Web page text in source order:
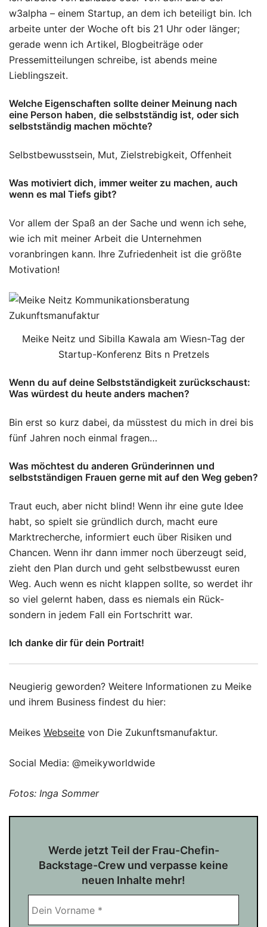
w3alpha – einem Startup, an dem ich beteiligt bin. Ich
arbeite unter der Woche oft bis 21 Uhr oder länger;
gerade wenn ich Artikel, Blogbeiträge oder
Pressemitteilungen schreibe, ist abends meine
Lieblingszeit.
Welche Eigenschaften sollte deiner Meinung nach
eine Person haben, die selbstständig ist, oder sich
selbstständig machen möchte?
Selbstbewusstsein, Mut, Zielstrebigkeit, Offenheit
Was motiviert dich, immer weiter zu machen, auch
wenn es mal Tiefs gibt?
Vor allem der Spaß an der Sache und wenn ich sehe,
wie ich mit meiner Arbeit die Unternehmen
voranbringen kann. Ihre Zufriedenheit ist die größte
Motivation!
Meike Neitz und Sibilla Kawala am Wiesn-Tag der
Startup-Konferenz Bits n Pretzels
Wenn du auf deine Selbstständigkeit zurückschaust:
Was würdest du heute anders machen?
Bin erst so kurz dabei, da müsstest du mich in drei bis
fünf Jahren noch einmal fragen…
Was möchtest du anderen Gründerinnen und
selbstständigen Frauen gerne mit auf den Weg geben?
Traut euch, aber nicht blind! Wenn ihr eine gute Idee
habt, so spielt sie gründlich durch, macht eure
Marktrecherche, informiert euch über Risiken und
Chancen. Wenn ihr dann immer noch überzeugt seid,
zieht den Plan durch und geht selbstbewusst euren
Weg. Auch wenn es nicht klappen sollte, so werdet ihr
so viel gelernt haben, dass es niemals ein Rück-
sondern in jedem Fall ein Fortschritt war.
Ich danke dir für dein Portrait!
Neugierig geworden? Weitere Informationen zu Meike
und ihrem Business findest du hier:
Meikes Webseite von Die Zukunftsmanufaktur.
Social Media: @meikyworldwide
Fotos: Inga Sommer
Werde jetzt Teil der Frau-Chefin-
Backstage-Crew und verpasse keine
neuen Inhalte mehr!